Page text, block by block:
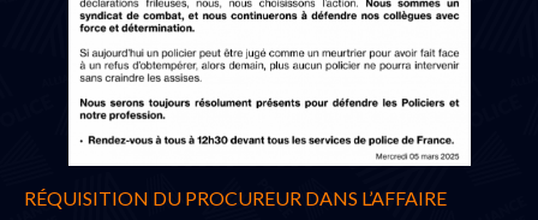
RÉQUISITION DU PROCUREUR DANS L’AFFAIRE